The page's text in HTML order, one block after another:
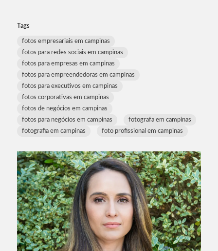
Tags
fotos empresariais em campinas
fotos para redes sociais em campinas
fotos para empresas em campinas
fotos para empreendedoras em campinas
fotos para executivos em campinas
fotos corporativas em campinas
fotos de negócios em campinas
fotos para negócios em campinas
fotografa em campinas
fotografia em campinas
foto profissional em campinas